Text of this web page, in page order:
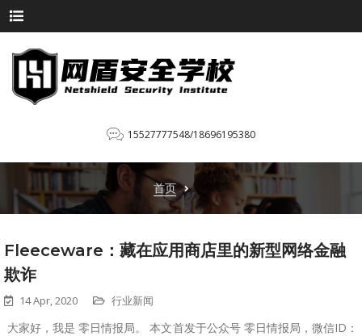
15527777548/18696195380
首页
Fleeceware：藏在应用商店里的新型网络金融
欺诈
14 Apr, 2020 行业新闻
大家好，我是 零日情报局。 本文首发于公众号 零日情报局，微信ID：